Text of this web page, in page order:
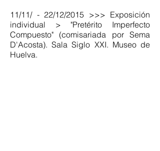
11/11/ - 22/12/2015 >>> Exposición
individual > "Pretérito Imperfecto
Compuesto" (comisariada por Sema
D'Acosta). Sala Siglo XXI. Museo de
Huelva.